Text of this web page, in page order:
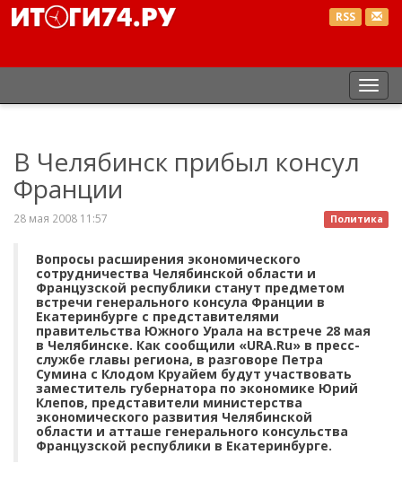
RSS
В Челябинск прибыл консул
Франции
Политика
28 мая 2008 11:57
Вопросы расширения экономического
сотрудничества Челябинской области и
Французской республики станут предметом
встречи генерального консула Франции в
Екатеринбурге с представителями
правительства Южного Урала на встрече 28 мая
в Челябинске. Как сообщили «URA.Ru» в пресс-
службе главы региона, в разговоре Петра
Сумина с Клодом Круайем будут участвовать
заместитель губернатора по экономике Юрий
Клепов, представители министерства
экономического развития Челябинской
области и атташе генерального консульства
Французской республики в Екатеринбурге.